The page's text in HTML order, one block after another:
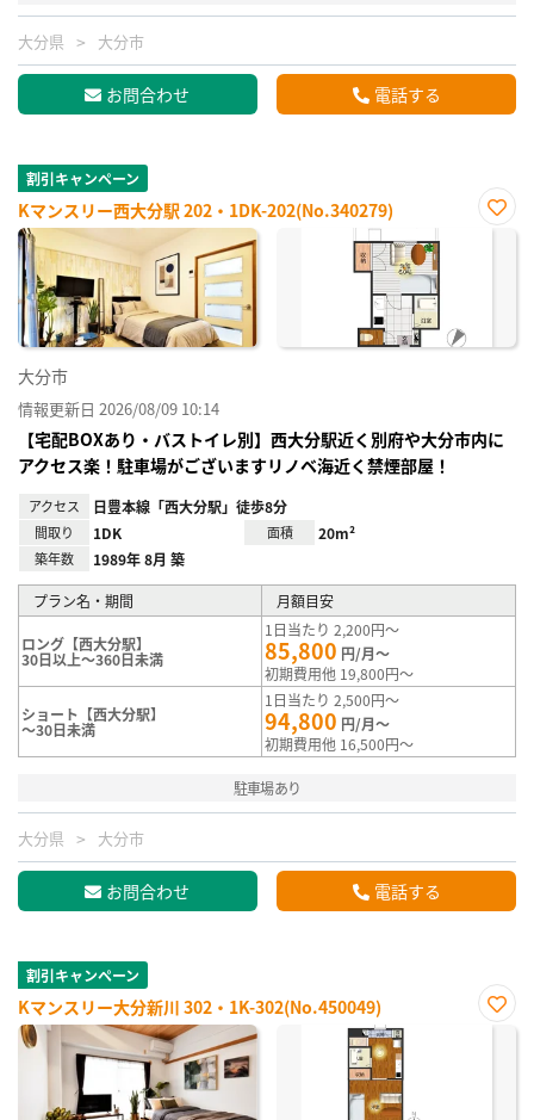
大分県 大分市
お問合わせ 電話する
割引キャンペーン
Kマンスリー西大分駅 202・1DK-202(No.340279)
お気
大分市
情報更新日 2026/08/09 10:14
【宅配BOXあり・バストイレ別】西大分駅近く別府や大分市内に
アクセス楽！駐車場がございますリノベ海近く禁煙部屋！
アクセス 日豊本線「西大分駅」徒歩8分
間取り 1DK 面積 20m²
築年数 1989年 8月 築
プラン名・期間 月額目安
ロング【西大分駅】
30日以上～360日未満
1日当たり 2,200円～
85,800 円/月～
初期費用他 19,800円～
ショート【西大分駅】
～30日未満
1日当たり 2,500円～
94,800 円/月～
初期費用他 16,500円～
駐車場あり
大分県 大分市
お問合わせ 電話する
割引キャンペーン
Kマンスリー大分新川 302・1K-302(No.450049)
お気